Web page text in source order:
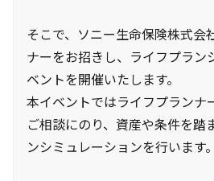
そこで、ソニー生命保険株式会
ナーをお招きし、ライフプラン
ベントを開催いたします。
本イベントではライフプランナ
ご相談にのり、資産や条件を踏
ンシミュレーションを行います。